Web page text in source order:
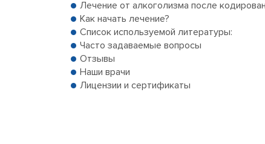
Лечение от алкоголизма после
Как начать лечение?
Список используемой литературы:
Часто задаваемые вопросы
Отзывы
Наши врачи
Лицензии и сертификаты